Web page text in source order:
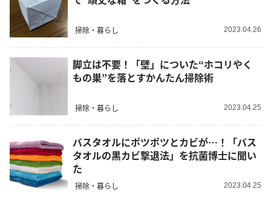
掃除・暮らし 2023.04.26
脚立は不要！「壁」についた“ホコリやく
もの巣”を落とすかんたん掃除術
掃除・暮らし 2023.04.25
バスタオルにポツポツとカビが…！「バス
タオルの黒カビ撃退法」を抗菌博士に聞い
た
掃除・暮らし 2023.04.25